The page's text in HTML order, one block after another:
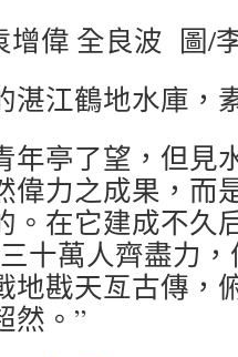
偉 全良波 圖/
湛江鶴地水庫，
年亭了望，但見
偉力之成果，而
。在它建成不久
十萬人齊盡力
地戡天亙古傳，
然。”